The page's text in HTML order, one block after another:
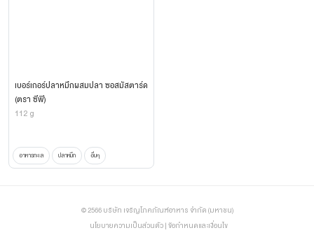
เบอร์เกอร์ปลาหมึกผสมปลา ซอสมัสตาร์ด
(ตรา ซีพี)
112 g
อาหารทะเล ปลาหมึก อื่นๆ
© 2566 บริษัท เจริญโภคภัณฑ์อาหาร จำกัด (มหาชน)
นโยบายความเป็นส่วนตัว|ข้อกำหนดและเงื่อนไข